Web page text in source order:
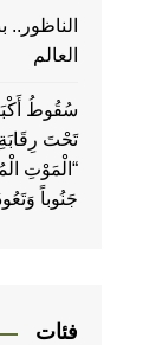
الناظور..
العالم
سُقُوطُ
تَحْتَ
“الْمَوْتِ
جَنُوباً
فئات